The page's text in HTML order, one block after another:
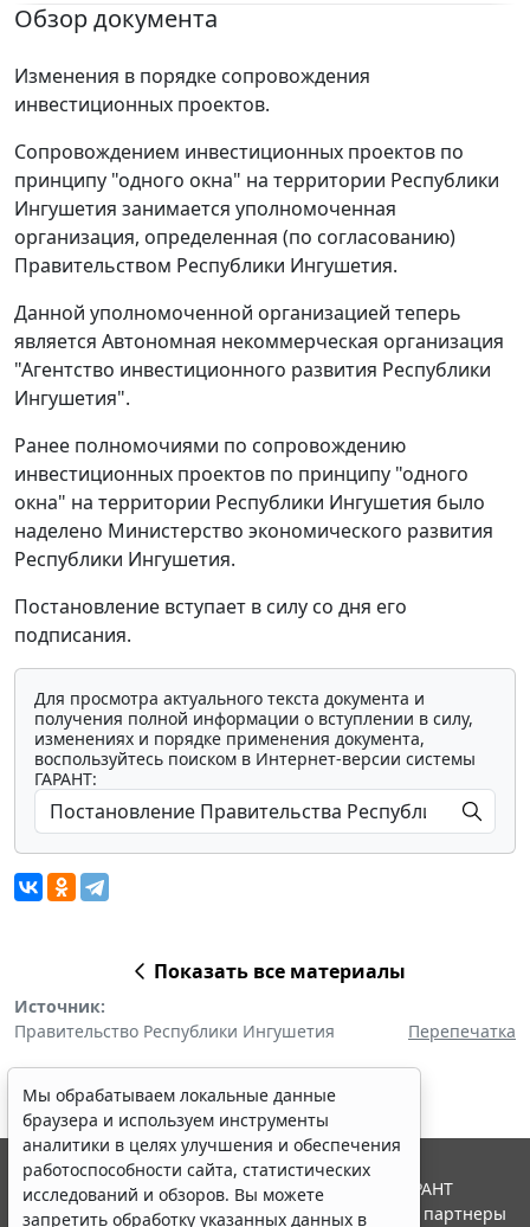
Обзор документа
Изменения в порядке сопровождения
инвестиционных проектов.
Сопровождением инвестиционных проектов по
принципу "одного окна" на территории Республики
Ингушетия занимается уполномоченная
организация, определенная (по согласованию)
Правительством Республики Ингушетия.
Данной уполномоченной организацией теперь
является Автономная некоммерческая организация
"Агентство инвестиционного развития Республики
Ингушетия".
Ранее полномочиями по сопровождению
инвестиционных проектов по принципу "одного
окна" на территории Республики Ингушетия было
наделено Министерство экономического развития
Республики Ингушетия.
Постановление вступает в силу со дня его
подписания.
Для просмотра актуального текста документа и
получения полной информации о вступлении в силу,
изменениях и порядке применения документа,
воспользуйтесь поиском в Интернет-версии системы
ГАРАНТ:
Показать все материалы
Источник:
Правительство Республики Ингушетия
Перепечатка
Мы обрабатываем локальные данные
браузера и используем инструменты
аналитики в целях улучшения и обеспечения
работоспособности сайта, статистических
исследований и обзоров. Вы можете
запретить обработку указанных данных в
© ООО "НПП "ГАРАНТ-СЕРВИС", 2026. Система ГАРАНТ
выпускается с 1990 года. Компания "Гарант" и ее партнеры